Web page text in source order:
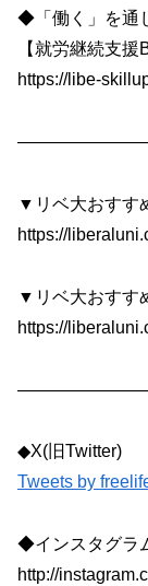
◆「働く」を通
【就労継続支
https://libe-
▼リベ大おすす
https://
▼リベ大おすす
https://
◆X(旧Twitter)
Tweets by
◆インスタグラ
http://